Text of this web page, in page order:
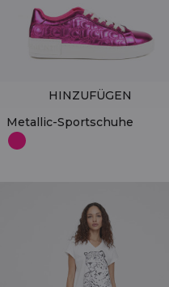
Metallic-Sportschuhe
HINZUFÜGEN